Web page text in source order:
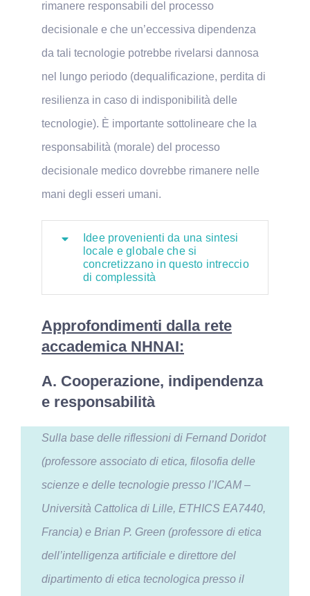
rimanere responsabili del processo
decisionale e che un’eccessiva dipendenza
da tali tecnologie potrebbe rivelarsi dannosa
nel lungo periodo (dequalificazione, perdita di
resilienza in caso di indisponibilità delle
tecnologie). È importante sottolineare che la
responsabilità (morale) del processo
decisionale medico dovrebbe rimanere nelle
mani degli esseri umani.
Idee provenienti da una sintesi
locale e globale che si
concretizzano in questo intreccio
di complessità
Approfondimenti dalla rete
accademica NHNAI:
A. Cooperazione, indipendenza
e responsabilità
Sulla base delle riflessioni di Fernand Doridot
(professore associato di etica, filosofia delle
scienze e delle tecnologie presso l’ICAM –
Università Cattolica di Lille, ETHICS EA7440,
Francia) e Brian P. Green (professore di etica
dell’intelligenza artificiale e direttore del
dipartimento di etica tecnologica presso il